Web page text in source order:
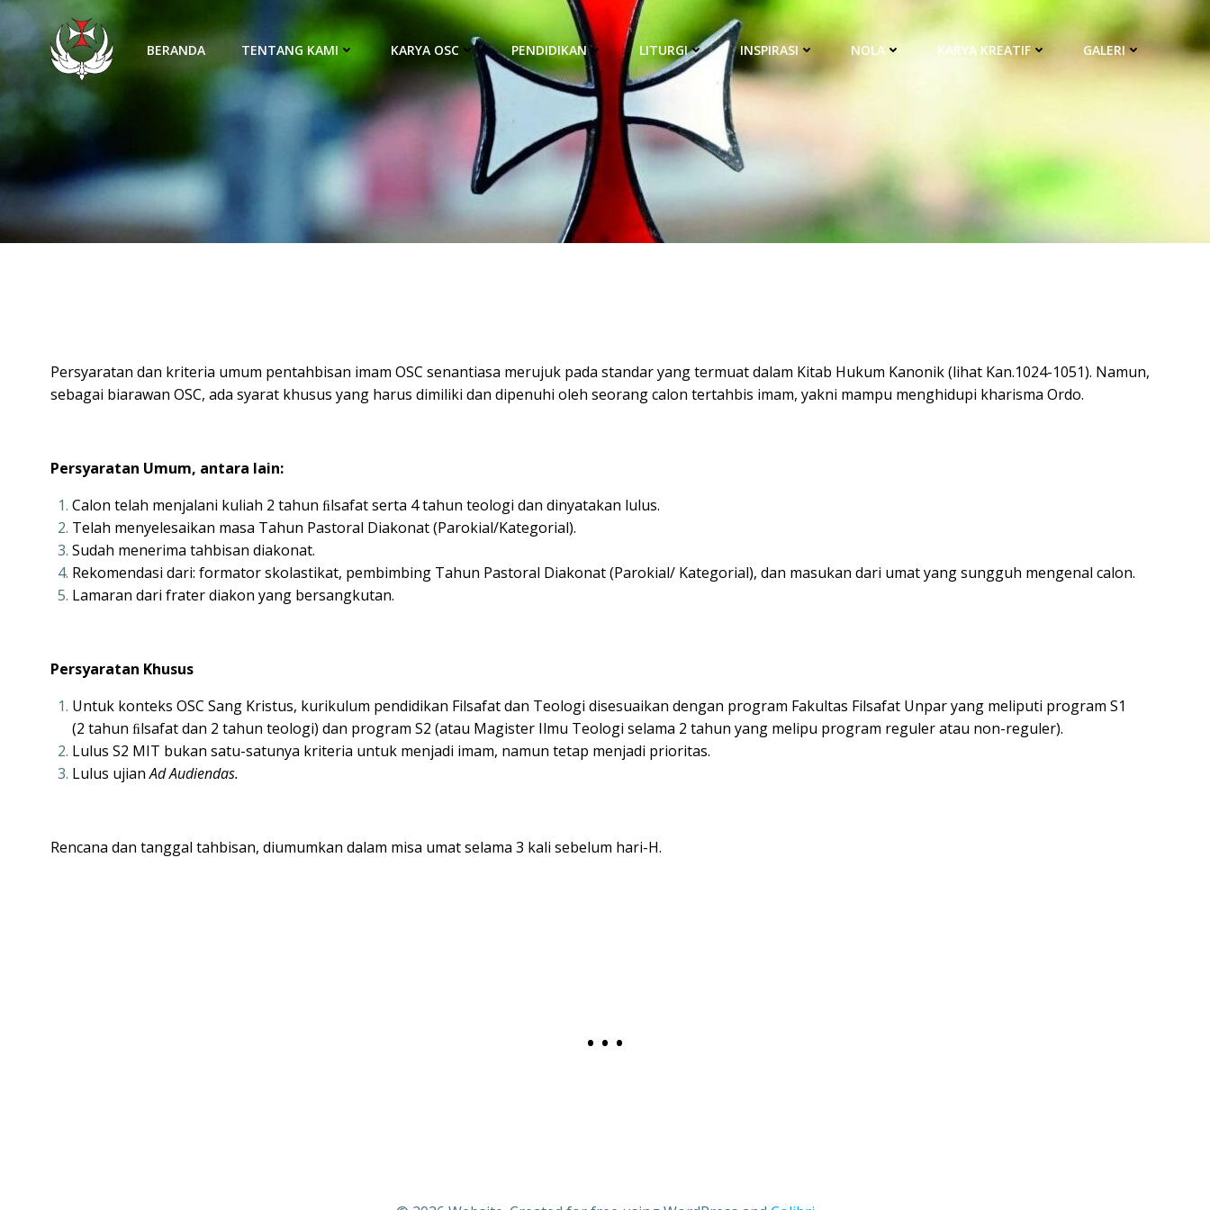
Skip
content
BERANDA TENTANG KAMI KARYA OSC PENDIDIKAN LITURGI INSPIRASI NOLA KARYA KREATIF GALERI
Persyaratan dan kriteria umum pentahbisan imam OSC senantiasa merujuk pada standar yang termuat dalam Kitab Hukum Kanonik (lihat Kan.1024-1051). Namun,
sebagai biarawan OSC, ada syarat khusus yang harus dimiliki dan dipenuhi oleh seorang calon tertahbis imam, yakni mampu menghidupi kharisma Ordo.
Persyaratan Umum, antara lain:
Calon telah menjalani kuliah 2 tahun ﬁlsafat serta 4 tahun teologi dan dinyatakan lulus.
Telah menyelesaikan masa Tahun Pastoral Diakonat (Parokial/Kategorial).
Sudah menerima tahbisan diakonat.
Rekomendasi dari: formator skolastikat, pembimbing Tahun Pastoral Diakonat (Parokial/ Kategorial), dan masukan dari umat yang sungguh mengenal calon.
Lamaran dari frater diakon yang bersangkutan.
Persyaratan Khusus
Untuk konteks OSC Sang Kristus, kurikulum pendidikan Filsafat dan Teologi disesuaikan dengan program Fakultas Filsafat Unpar yang meliputi program S1
(2 tahun ﬁlsafat dan 2 tahun teologi) dan program S2 (atau Magister Ilmu Teologi selama 2 tahun yang melipu program reguler atau non-reguler).
Lulus S2 MIT bukan satu-satunya kriteria untuk menjadi imam, namun tetap menjadi prioritas.
Lulus ujianAd Audiendas.
Rencana dan tanggal tahbisan, diumumkan dalam misa umat selama 3 kali sebelum hari-H.
•••